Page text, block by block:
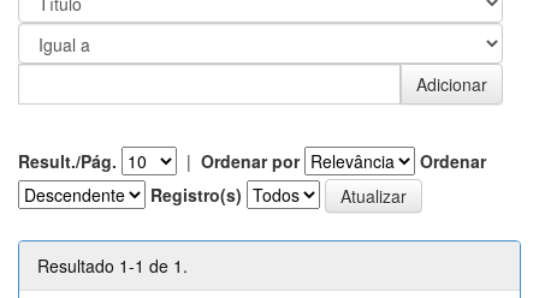
Result./Pág. | Ordenar por
Ordenar
Registro(s)
Resultado 1-1 de 1.